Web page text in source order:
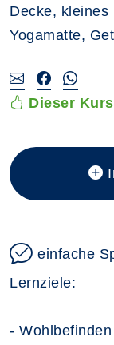
Decke, kleines
Yogamatte,
Dieser
einfache
Lernziele:
-